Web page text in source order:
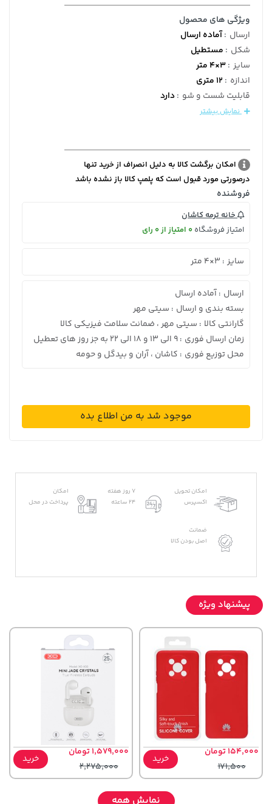
ویژگی های محصول
ارسال :آماده ارسال
شکل : مستطیل
سایز :3×4 متر
اندازه :12 متری
قابلیت شست و شو :دارد
نمایش بیشتر
امکان برگشت کالا به دلیل انصراف از خرید تنها
درصورتی مورد قبول است که پلمپ کالا باز نشده باشد
فروشنده
خانه ترمه کاشان
امتیاز فروشگاه 0 امتیاز از 0 رای
سایز : 3×4 متر
ارسال : آماده ارسال
بسته بندی و ارسال : سیتی مهر
گارانتی کالا : سیتی مهر ، ضمانت سلامت فیزیکی کالا
زمان ارسال فوری : 9 الی 13 و 18 الی 22 به جز روز های تعطیل
محل توزیع فوری : کاشان ، آران و بیدگل و حومه
موجود شد به من اطلاع بده
امکان تحویل
اکسپرس
7 روز هفته
24 ساعته
امکان
پرداخت در محل
ضمانت
اصل بودن کالا
پیشنهاد ویژه
154,000 تومان
171,500
خرید
1,579,000 تومان
2,275,000
خرید
نمایش همه